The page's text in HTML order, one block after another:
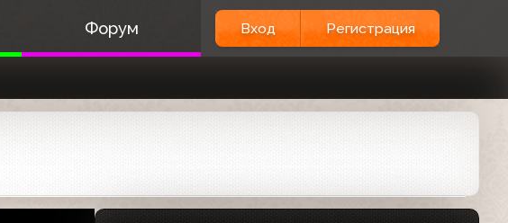
Форум Вход Регистрация
00:43
Анонс фильма "День независимости" в
титрах (Первый канал, 12.08.2005)
Анонс фильма "Грабёж" в титрах